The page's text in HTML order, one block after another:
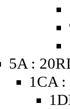
5A :
1CA